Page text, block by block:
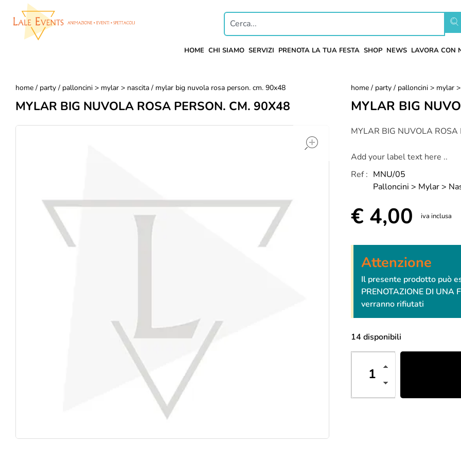
HOME CHI SIAMO SERVIZI PRENOTA LA TUA FESTA SHOP NEWS LAVORA CON
home / party / palloncini > mylar > nascita / mylar big nuvola rosa person. cm. 90x48
MYLAR BIG NUVOLA ROSA PERSON. CM. 90X48
home / party / palloncini > mylar
MYLAR BIG
MYLAR BIG NUVOLA
Add your label text here ..
Ref : MNU/05
Palloncini > Mylar >
€ 4,00 iva inclusa
Attenzione
Il presente prodotto può
PRENOTAZIONE DI
verranno rifiutati
14 disponibili